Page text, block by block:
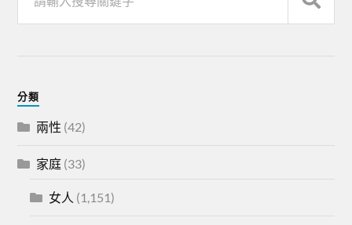
分類
兩性 (42)
家庭 (33)
女人 (1,151)